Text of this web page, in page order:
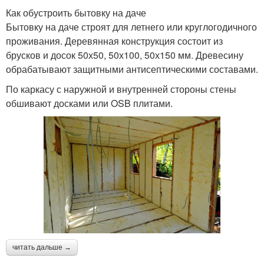
Как обустроить бытовку на даче
Бытовку на даче строят для летнего или круглогодичного
проживания. Деревянная конструкция состоит из
брусков и досок 50х50, 50х100, 50х150 мм. Древесину
обрабатывают защитными антисептическими составами.
По каркасу с наружной и внутренней стороны стены
обшивают досками или OSB плитами.
читать дальше →